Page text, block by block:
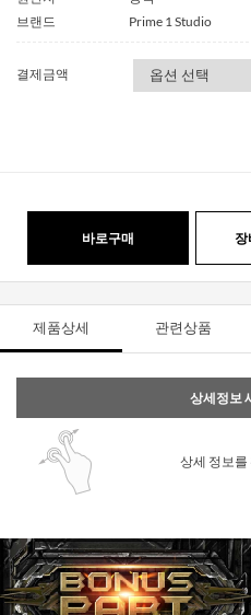
브랜드
Prime 1 Studio
결제금액
바로구매 장
제품상세 관련상품
상세정보
상세 정보를